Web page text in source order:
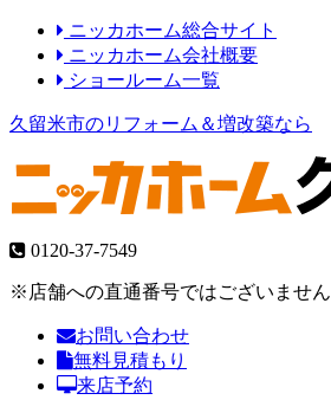
ニッカホーム総合サイト
ニッカホーム会社概要
ショールーム一覧
久留米市のリフォーム＆増改築なら
0120-37-7549
※店舗への直通番号ではございません
お問い合わせ
無料見積もり
来店予約